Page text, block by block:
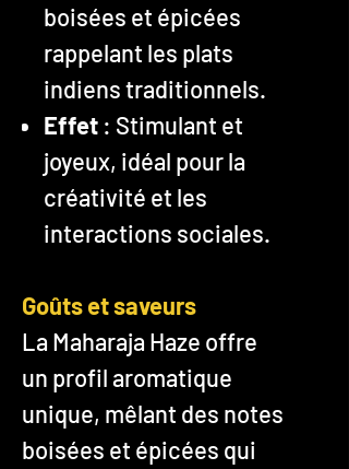
boisées et épicées
rappelant les plats
indiens traditionnels.
Effet : Stimulant et
joyeux, idéal pour la
créativité et les
interactions sociales.
Goûts et saveurs
La Maharaja Haze offre
un profil aromatique
unique, mêlant des notes
boisées et épicées qui